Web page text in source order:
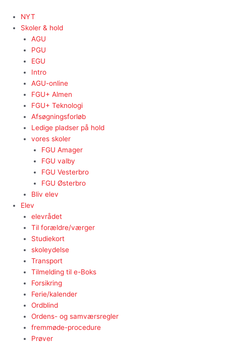
indholdet
NYT
Skoler & hold
AGU
PGU
EGU
Intro
AGU-online
FGU+ Almen
FGU+ Teknologi
Afsøgningsforløb
Ledige pladser på hold
vores skoler
FGU Amager
FGU valby
FGU Vesterbro
FGU Østerbro
Bliv elev
Elev
elevrådet
Til forældre/værger
Studiekort
skoleydelse
Transport
Tilmelding til e-Boks
Forsikring
Ferie/kalender
Ordblind
Ordens- og samværsregler
fremmøde-procedure
Prøver